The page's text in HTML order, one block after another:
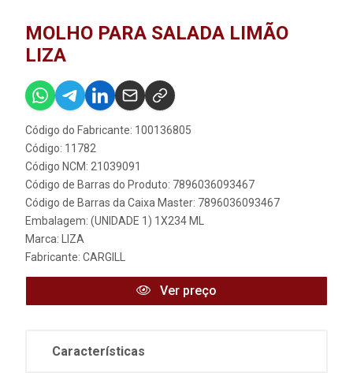
MOLHO PARA SALADA LIMÃO
LIZA
Código do Fabricante: 100136805
Código: 11782
Código NCM: 21039091
Código de Barras do Produto: 7896036093467
Código de Barras da Caixa Master: 7896036093467
Embalagem: (UNIDADE 1) 1X234 ML
Marca: LIZA
Fabricante: CARGILL
Ver preço
Características